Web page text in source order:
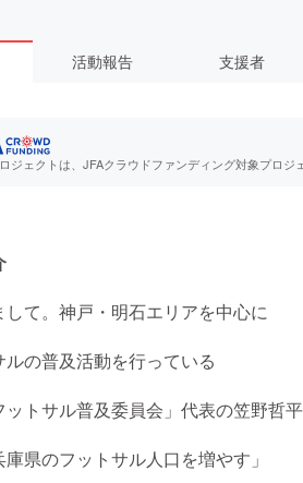
活動報告 支援者
ジェクトは、JFAクラウドファンディング対象プロジ
して。神戸・明石エリアを中心に
ルの普及活動を行っている
ットサル普及委員会」代表の笠野哲
県のフットサル人口を増やす」